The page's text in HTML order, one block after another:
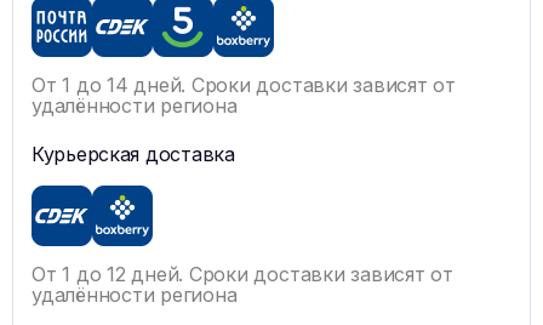
От 1 до 14 дней. Сроки доставки зависят от
удалённости региона
Курьерская доставка
От 1 до 12 дней. Сроки доставки зависят от
удалённости региона